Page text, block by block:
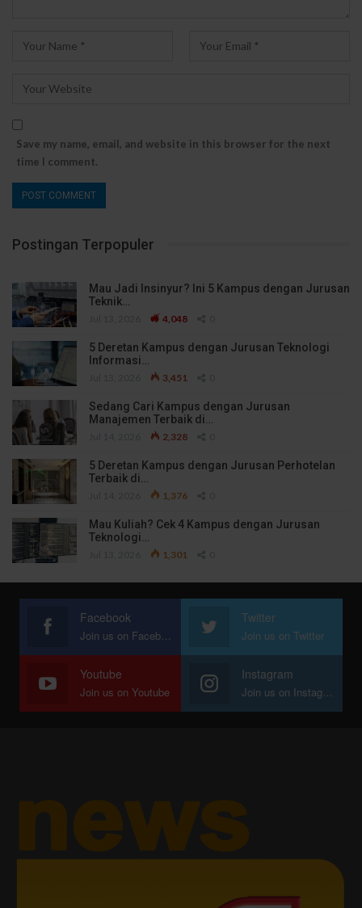
Save my name, email, and website in this browser for the next
time I comment.
Postingan Terpopuler
Mau Jadi Insinyur? Ini 5 Kampus dengan Jurusan
Teknik…
4,048
5 Deretan Kampus dengan Jurusan Teknologi
Informasi…
3,451
Sedang Cari Kampus dengan Jurusan
Manajemen Terbaik di…
2,328
5 Deretan Kampus dengan Jurusan Perhotelan
Terbaik di…
1,376
Mau Kuliah? Cek 4 Kampus dengan Jurusan
Teknologi…
1,301
Facebook
Join us on Facebook
Twitter
Join us on Twitter
Youtube
Join us on Youtube
Instagram
Join us on Instagram